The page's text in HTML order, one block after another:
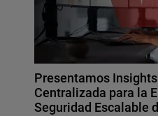
Presentamos
Centralizada para la
Seguridad Escalable